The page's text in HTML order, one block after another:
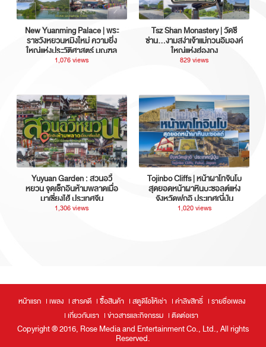
New Yuanming Palace | พระ
ราชวังหยวนหมิงใหม่ ความยิ่ง
ใหญ่แห่งประวัติศาสตร์ มณฑล
กวางตุ้ง ประเทศจีน
1,076 views
Tsz Shan Monastery | วัดซี
ซ่าน…งามสง่าเจ้าแม่กวนอิมองค์
ใหญ่แห่งฮ่องกง
829 views
Yuyuan Garden : สวนอวี้
หยวน จุดเช็กอินห้ามพลาดเมื่อ
มาเซี่ยงไฮ้ ประเทศจีน
1,306 views
Tojinbo Cliffs | หน้าผาโทจินโบ
สุดยอดหน้าผาหินบะซอลต์แห่ง
จังหวัดฟุกุอิ ประเทศญี่ปุ่น
1,020 views
หน้าแรก เพลง สารคดี ซื้อสินค้า สตูดิโอให้เช่า ค่าลิขสิทธิ์
รายชื่อเพลง
เกี่ยวกับเรา
ข่าวสารและกิจกรรม ติดต่อเรา
Copyright ® 2016, Rose Media and Entertainment Co., Ltd., All rights
Reserved.